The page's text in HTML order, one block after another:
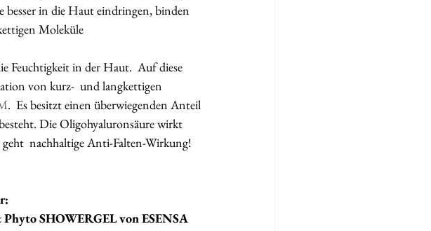
besser in die Haut eindringen, binden
Moleküle
Feuchtigkeit in der Haut.  Auf diese
von kurz-  und langkettigen
.  Es besitzt einen überwiegenden Anteil
Die Oligohyaluronsäure wirkt
nachhaltige Anti-Falten-Wirkung!
SHOWERGEL von ESENSA